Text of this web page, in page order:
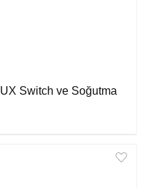
Switch ve Soğutma